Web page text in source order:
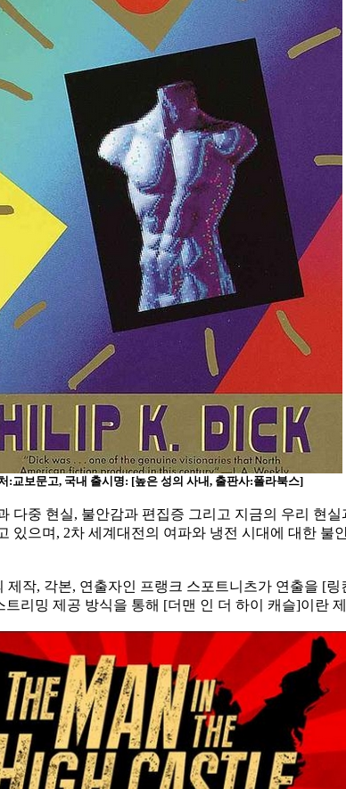
:교보문고, 국내 출시명: [높은 성의 사내, 출판사:폴라북스]
다중 현실, 불안감과 편집증 그리고 지금의 우리 현
있으며, 2차 세계대전의 여파와 냉전 시대에 대한
작, 각본, 연출자인 프랭크 스포트니츠가 연출을 [
리밍 제공 방식을 통해 [더맨 인 더 하이 캐슬]이란